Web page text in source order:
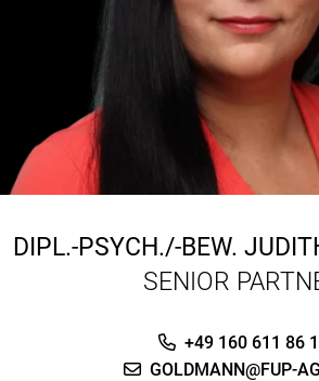
DIPL.-PSYCH./-BEW.
SENIOR
+49 160 611 86
GOLDMANN@FUP-